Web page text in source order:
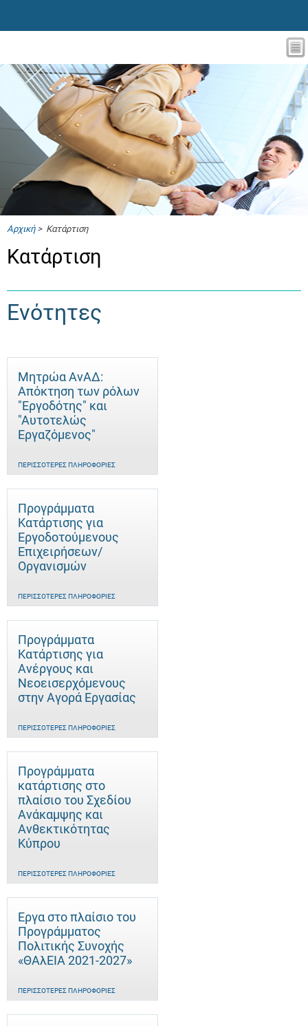
Αρχική> Κατάρτιση
Κατάρτιση
Ενότητες
Μητρώα ΑνΑΔ:
Απόκτηση των ρόλων
"Εργοδότης" και
"Αυτοτελώς
Eργαζόμενος"
ΠΕΡΙΣΣΌΤΕΡΕΣ ΠΛΗΡΟΦΟΡΊΕΣ
Προγράμματα
Κατάρτισης για
Εργοδοτούμενους
Επιχειρήσεων/
Οργανισμών
ΠΕΡΙΣΣΌΤΕΡΕΣ ΠΛΗΡΟΦΟΡΊΕΣ
Προγράμματα
Κατάρτισης για
Ανέργους και
Νεοεισερχόμενους
στην Αγορά Εργασίας
ΠΕΡΙΣΣΌΤΕΡΕΣ ΠΛΗΡΟΦΟΡΊΕΣ
Προγράμματα
κατάρτισης στο
πλαίσιο του Σχεδίου
Ανάκαμψης και
Ανθεκτικότητας
Κύπρου
ΠΕΡΙΣΣΌΤΕΡΕΣ ΠΛΗΡΟΦΟΡΊΕΣ
Έργα στο πλαίσιο του
Προγράμματος
Πολιτικής Συνοχής
«ΘΑλΕΙΑ 2021-2027»
ΠΕΡΙΣΣΌΤΕΡΕΣ ΠΛΗΡΟΦΟΡΊΕΣ